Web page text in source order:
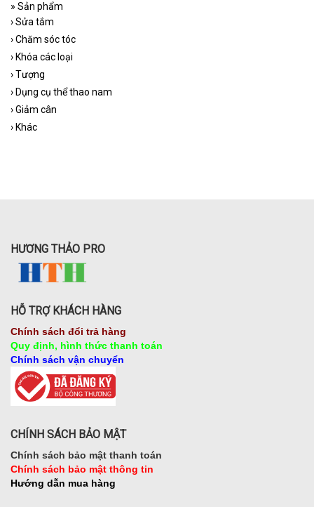
» Sản phẩm
›Sửa tắm
›Chăm sóc tóc
› Khóa các loại
›Tượng
› Dụng cụ thể thao nam
›Giảm cân
› Khác
HƯƠNG THẢO PRO
HỖ TRỢ KHÁCH HÀNG
Chính sách đổi trả hàng
Quy định, hình thức thanh toán
Chính sách vận chuyển
CHÍNH SÁCH BẢO MẬT
Chính sách bảo mật thanh toán
Chính sách bảo mật thông tin
Hướng dẫn mua hàng